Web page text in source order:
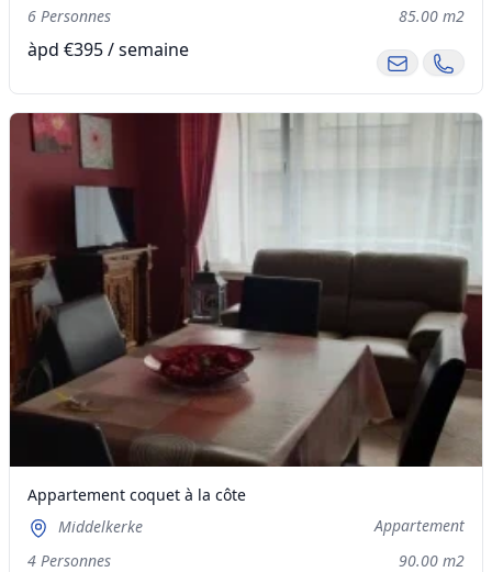
6 Personnes
85.00 m2
àpd €395 / semaine
Appartement coquet à la côte
Middelkerke
Appartement
4 Personnes
90.00 m2